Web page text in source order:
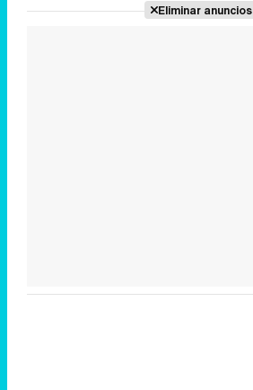
Eliminar anuncios